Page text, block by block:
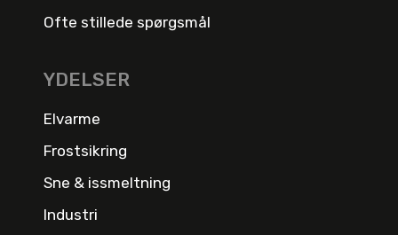
Ofte stillede spørgsmål
YDELSER
Elvarme
Frostsikring
Sne & issmeltning
Industri